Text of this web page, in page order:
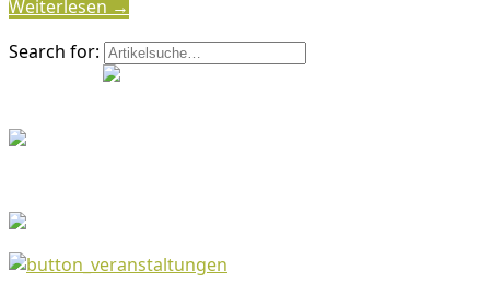
Weiterlesen →
Search for: